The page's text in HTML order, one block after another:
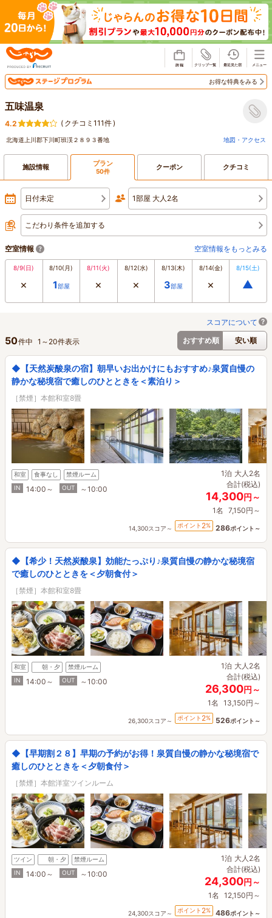
お得な特典をみる
五味温泉
4.2 ( クチコミ111件)
北海道上川郡下川町班渓２８９３番地 地図・アクセス
施設情報 プラン
50件 クーポン クチコミ
日付未定 1部屋 大人2名
こだわり条件を追加する
空室情報 空室情報をもっとみる
8/9(日)
×
8/10(月)
1部屋
8/11(火)
×
8/12(水)
×
8/13(木)
3部屋
8/14(金)
×
8/15(土)
▲
スコアについて
おすすめ順
安い順
50件中 1 ～ 20件表示
◆【天然炭酸泉の宿】朝早いお出かけにもおすすめ♪泉質自慢の
静かな秘境宿で癒しのひとときを＜素泊り＞
［禁煙］本館和室8畳
和室 食事なし
禁煙ルーム
IN
14:00～ OUT ～10:00
1泊 大人2名
合計(税込)
14,300円～
1名 7,150円～
14,300スコア～ ポイント 2% 286ポイント～
◆【希少！天然炭酸泉】効能たっぷり♪泉質自慢の静かな秘境宿
で癒しのひとときを＜夕朝食付＞
［禁煙］本館和室8畳
和室 朝・夕
禁煙ルーム
IN
14:00～ OUT ～10:00
1泊 大人2名
合計(税込)
26,300円～
1名 13,150円～
26,300スコア～ ポイント 2% 526ポイント～
◆【早期割２８】早期の予約がお得！泉質自慢の静かな秘境宿で
癒しのひとときを＜夕朝食付＞
［禁煙］本館洋室ツインルーム
ツイン 朝・夕
禁煙ルーム
IN
14:00～ OUT ～10:00
1泊 大人2名
合計(税込)
24,300円～
1名 12,150円～
24,300スコア～ ポイント 2% 486ポイント～